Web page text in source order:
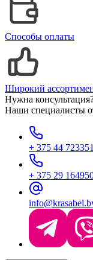
Способы оплаты
Широкий
Нужна
Наши специалисты
+ 375 44
+ 375 29